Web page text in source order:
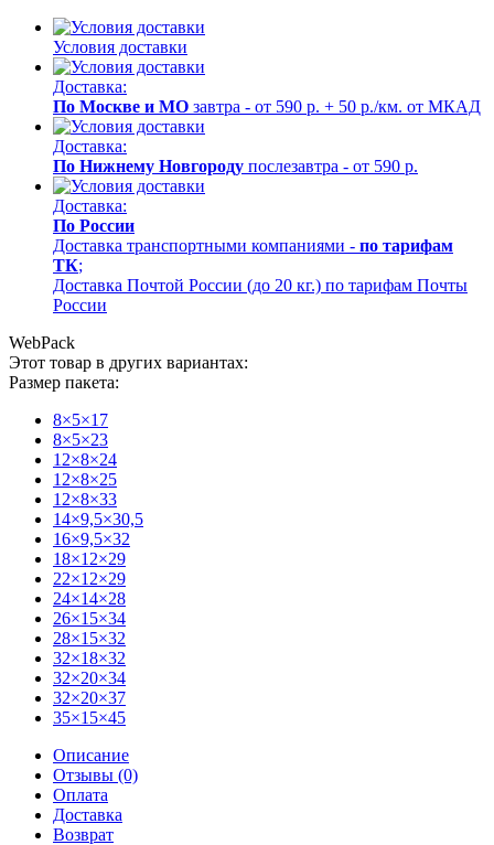
Условия доставки
Доставка:
По Москве и МО завтра - от 590 р. + 50 р./км. от МКАД
Доставка:
По Нижнему Новгороду послезавтра - от 590 р.
Доставка:
По России
Доставка транспортными компаниями - по тарифам
ТК;
Доставка Почтой России (до 20 кг.) по тарифам Почты
России
WebPack
Этот товар в других вариантах:
Размер пакета:
8×5×17
8×5×23
12×8×24
12×8×25
12×8×33
14×9,5×30,5
16×9,5×32
18×12×29
22×12×29
24×14×28
26×15×34
28×15×32
32×18×32
32×20×34
32×20×37
35×15×45
Описание
Отзывы (0)
Оплата
Доставка
Возврат